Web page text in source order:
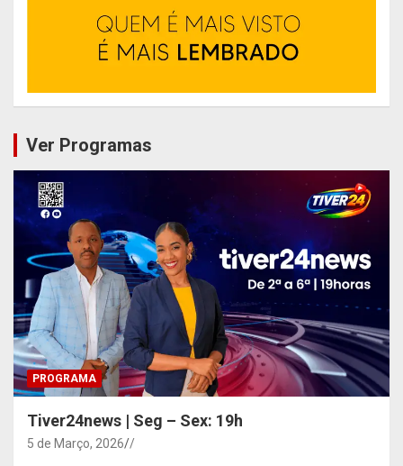
Ver Programas
PROGRAMA
Tiver24news | Seg – Sex: 19h
5 de Março, 2026 /